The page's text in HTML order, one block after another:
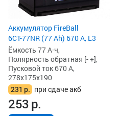
Аккумулятор FireBall
6СТ-77NR (77 Ah) 670 А, L3
Ёмкость 77 А·ч,
Полярность обратная [- +],
Пусковой ток 670 А,
278x175x190
231 р. при сдаче акб
253р.